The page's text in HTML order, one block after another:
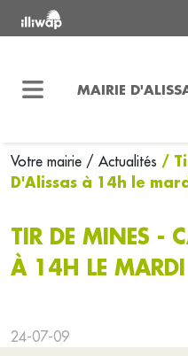
MAIRIE
Votre mairie / Actualités /
D'Alissas à 14h le
TIR DE MINES -
À 14H LE MARDI
24-07-09